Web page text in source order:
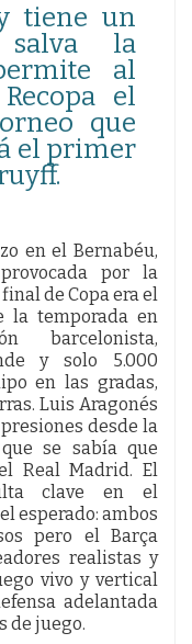
tiene un
salva la
al
el
que
el primer
en el Bernabéu,
por la
de Copa era el
la temporada en
barcelonista,
y solo 5.000
en las gradas,
Luis Aragonés
desde la
se sabía que
Real Madrid. El
clave en el
esperado: ambos
pero el Barça
realistas y
vivo y vertical
adelantada
de juego.